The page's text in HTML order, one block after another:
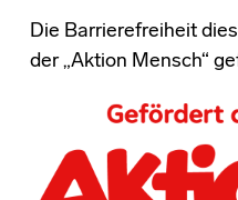
Die Barrierefreiheit
der „Aktion Mensch“